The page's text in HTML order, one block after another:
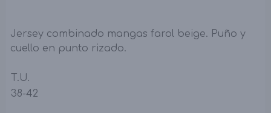
Jersey combinado mangas farol beige. Puño y
cuello en punto rizado.
T.U.
38-42